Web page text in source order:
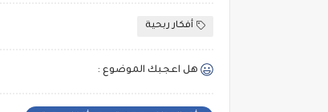
أفكار ربحية
هل اعجبك الموضوع :